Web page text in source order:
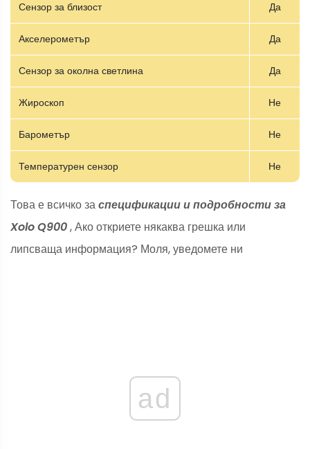
Сензор за близост Да
Акселерометър Да
Сензор за околна светлина Да
Жироскоп Не
Барометър Не
Температурен сензор Не
Това е всичко заспецификации и подробности за
Xolo Q900, Ако откриете някаква грешка или
липсваща информация? Моля, уведомете ни
ad